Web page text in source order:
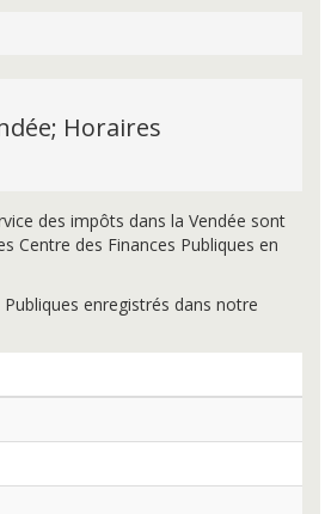
Horaires
des impôts dans la Vendée sont
Centre des Finances Publiques en
enregistrés dans notre